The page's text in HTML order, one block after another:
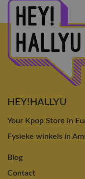
HEY!HALLYU
Your Kpop Store in
Fysieke winkels in
Blog
Contact